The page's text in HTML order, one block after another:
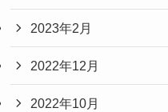
2023年2月
2022年12月
2022年10月